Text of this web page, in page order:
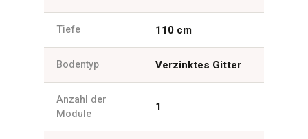
Tiefe 110 cm
Bodentyp Verzinktes Gitter
Anzahl der
Module
1